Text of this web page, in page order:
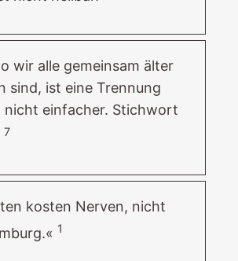
wir alle gemeinsam älter
sind, ist eine Trennung
einfacher. Stichwort
7
kosten Nerven, nicht
1